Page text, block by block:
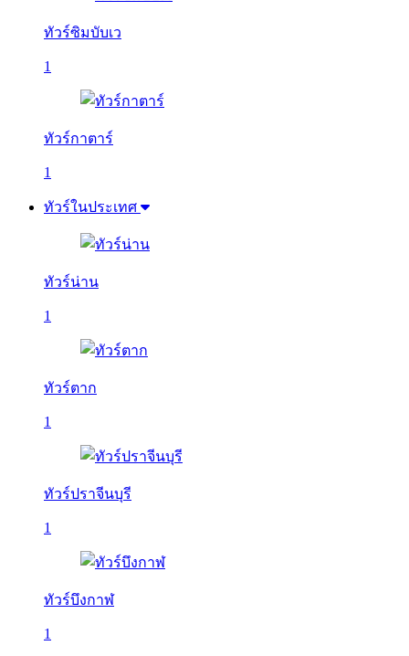
ทัวร์ซิมบับเว
1
ทัวร์กาตาร์
1
ทัวร์ในประเทศ
ทัวร์น่าน
1
ทัวร์ตาก
1
ทัวร์ปราจีนบุรี
1
ทัวร์บึงกาฬ
1